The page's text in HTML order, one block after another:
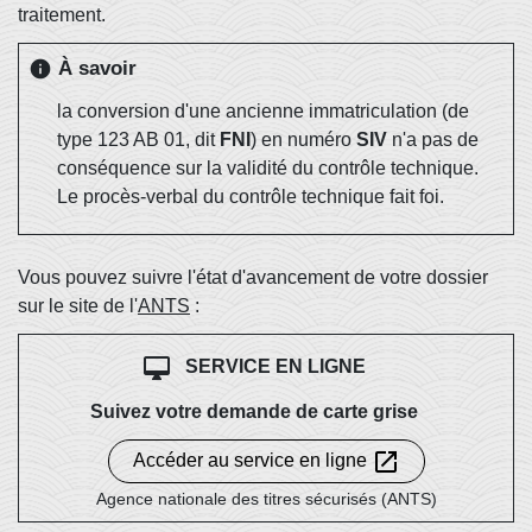
traitement.
info À savoir
la conversion d'une ancienne immatriculation (de
type 123 AB 01, dit FNI ) en numéro SIV n'a pas de
conséquence sur la validité du contrôle technique.
Le procès-verbal du contrôle technique fait foi.
Vous pouvez suivre l'état d'avancement de votre dossier
sur le site de l'ANTS :
desktop_mac SERVICE EN LIGNE
Suivez votre demande de carte grise
Accéder au service en ligne open_in_new
Agence nationale des titres sécurisés (ANTS)